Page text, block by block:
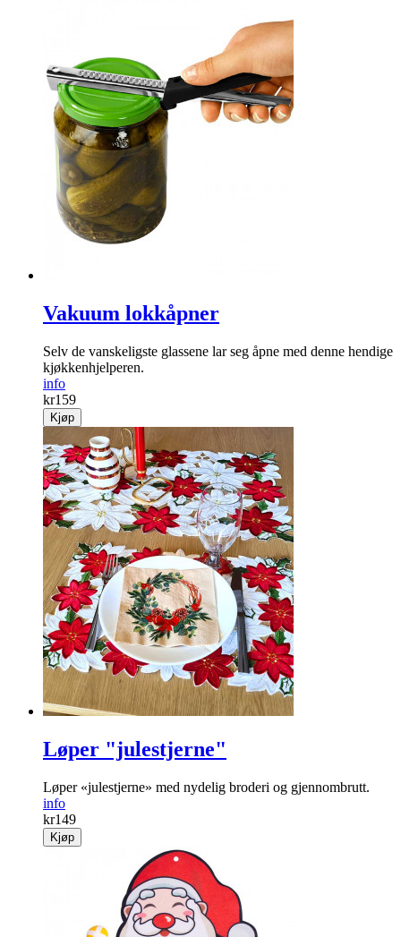
Vakuum lokkåpner
Selv de vanskeligste glassene lar seg åpne med denne hendige
kjøkkenhjelperen.
info
kr159
Kjøp
Løper "julestjerne"
Løper «julestjerne» med nydelig broderi og gjennombrutt.
info
kr149
Kjøp